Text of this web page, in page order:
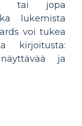
tai jopa
lukemista
voi tukea
kirjoitusta:
ja